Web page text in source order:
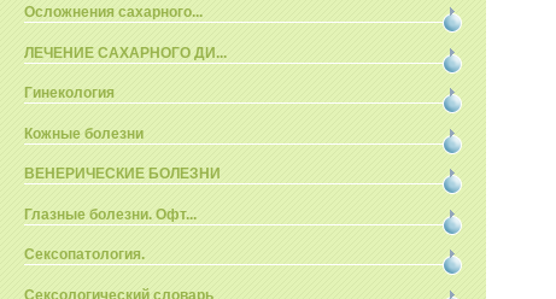
Осложнения сахарного...
ЛЕЧЕНИЕ САХАРНОГО ДИ...
Гинекология
Кожные болезни
ВЕНЕРИЧЕСКИЕ БОЛЕЗНИ
Глазные болезни. Офт...
Сексопатология.
Сексологический словарь